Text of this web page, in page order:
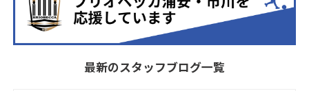
最新のスタッフブログ一覧